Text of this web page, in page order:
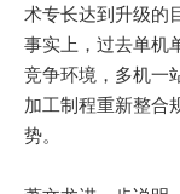
术专长达到升级的
事实上，过去单机
竞争环境，多机一
加工制程重新整合
势。